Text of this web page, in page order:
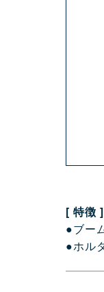
[ 特徴 ]
●ブー
●ホル